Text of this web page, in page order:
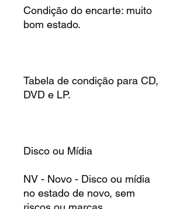
Condição do encarte: muito
bom estado.
Tabela de condição para CD,
DVD e LP.
Disco ou Mídia
NV - Novo - Disco ou mídia
no estado de novo, sem